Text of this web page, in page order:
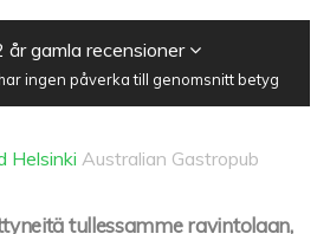
gamla recensioner
ingen påverka till genomsnitt betyg
Helsinki Australian Gastropub
tullessamme ravintolaan,